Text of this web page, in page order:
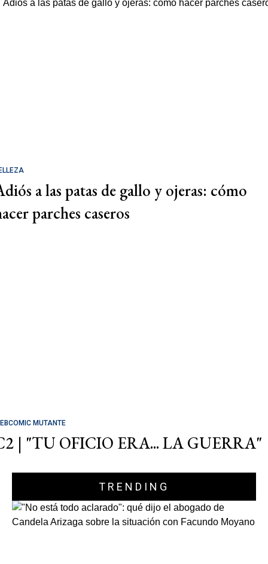
a las patas de gallo y ojeras: cómo
parches caseros
MUTANTE
| "TU OFICIO ERA... LA GUERRA"
TRENDING